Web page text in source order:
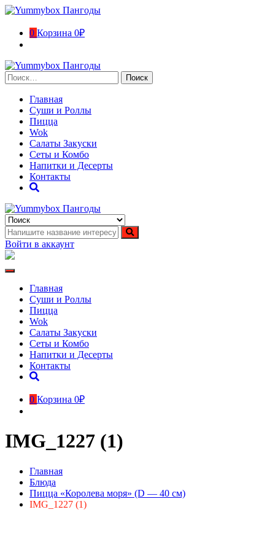
Перейти
содержимому
0 Корзина 0₽
Найти:
Главная
Суши и Роллы
Пицца
Wok
Салаты Закуски
Сеты и Комбо
Напитки и Десерты
Контакты
Yummybox Пангоды
Суши, роллы, пицца, вок Пангоды. Ямало-Ненецкий
автономный округ
Войти в аккаунт
Главная
Суши и Роллы
Пицца
Wok
Салаты Закуски
Сеты и Комбо
Напитки и Десерты
Контакты
0 Корзина 0₽
IMG_1227 (1)
Главная
Блюда
Пицца «Королева моря» (D — 40 см)
IMG_1227 (1)